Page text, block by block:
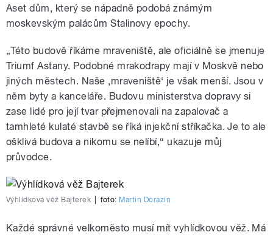
Aset dům, který se nápadně podobá známým
moskevským palácům Stalinovy epochy.
„Této budově říkáme mraveniště, ale oficiálně se jmenuje
Triumf Astany. Podobné mrakodrapy mají v Moskvě nebo
jiných městech. Naše ‚mraveniště‘ je však menší. Jsou v
něm byty a kanceláře. Budovu ministerstva dopravy si
zase lidé pro její tvar přejmenovali na zapalovač a
tamhleté kulaté stavbě se říká injekční stříkačka. Je to ale
ošklivá budova a nikomu se nelíbí,“ ukazuje můj
průvodce.
Výhlídková věž Bajterek foto: Martin Dorazín
Každé správné velkoměsto musí mít vyhlídkovou věž. Má